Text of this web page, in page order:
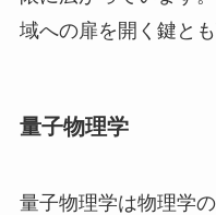
域への扉を開く鍵と
量子物理学
量子物理学は物理学